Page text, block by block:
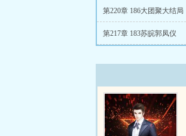
第220章 186大团聚大结局
第217章 183苏皖郭凤仪